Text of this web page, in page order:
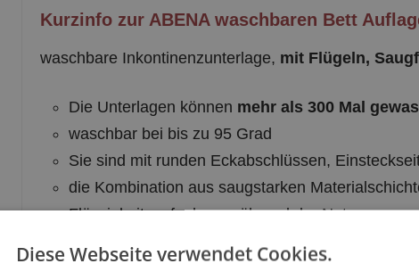
Kurzinfo zur ABENA waschbaren Bett
waschbare Inkontinenzunterlage, mit Flügeln,
Die Unterlagen können mehr als 300 Mal
waschbar bei bis zu 95 Grad
Sie sind mit runden Eckabschlüssen,
die Kombination aus saugstarken
Flüssigkeitsaufnahme während der Nutzung
hohes Komfortlevel, da die Unterlage nicht
Diese Webseite verwendet Cookies.